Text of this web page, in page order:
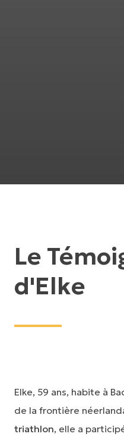
Le
d'Elke
Elke, 59 ans, habite à
de la frontière
triathlon, elle a